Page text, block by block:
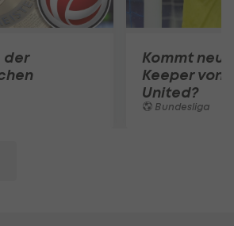
der
Kommt
Keeper von
United?
Bundesliga